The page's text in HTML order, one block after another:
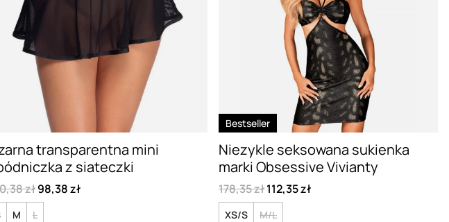
transparentna mini
z siateczki
zł98,38 zł
M L
Bestseller
Niezykle seksowana sukienka
marki Obsessive Vivianty
178,35 zł112,35 zł
XS/S M/L